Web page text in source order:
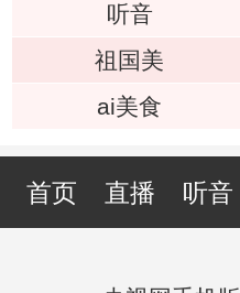
听音
祖国美
ai美食
首页 直播 听音